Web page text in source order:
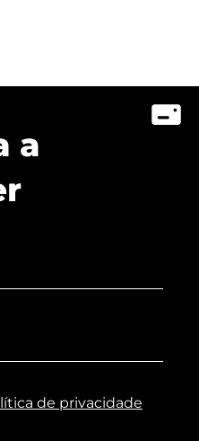
a
de privacidade